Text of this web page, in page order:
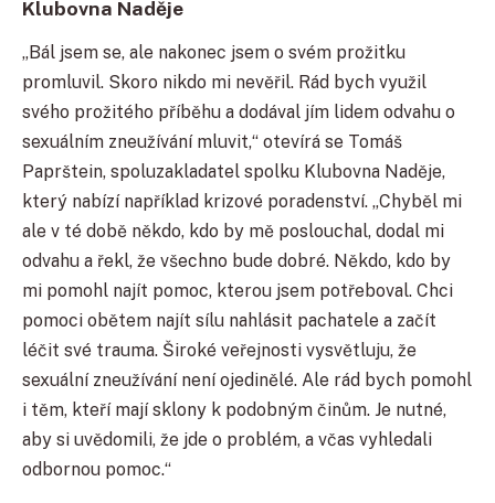
Klubovna Naděje
„Bál jsem se, ale nakonec jsem o svém prožitku
promluvil. Skoro nikdo mi nevěřil. Rád bych využil
svého prožitého příběhu a dodával jím lidem odvahu o
sexuálním zneužívání mluvit,“ otevírá se Tomáš
Paprštein, spoluzakladatel spolku Klubovna Naděje,
který nabízí například krizové poradenství. „Chyběl mi
ale v té době někdo, kdo by mě poslouchal, dodal mi
odvahu a řekl, že všechno bude dobré. Někdo, kdo by
mi pomohl najít pomoc, kterou jsem potřeboval. Chci
pomoci obětem najít sílu nahlásit pachatele a začít
léčit své trauma. Široké veřejnosti vysvětluju, že
sexuální zneužívání není ojedinělé. Ale rád bych pomohl
i těm, kteří mají sklony k podobným činům. Je nutné,
aby si uvědomili, že jde o problém, a včas vyhledali
odbornou pomoc.“